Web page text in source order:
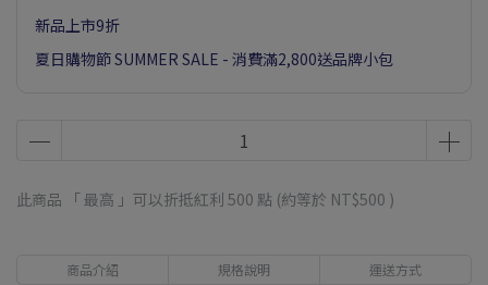
新品上市9折
夏日購物節 SUMMER SALE - 消費滿2,800送品牌小包
此商品 「 最高 」可以折抵紅利 500 點 (約等於 NT$500 )
商品介紹 規格說明 運送方式